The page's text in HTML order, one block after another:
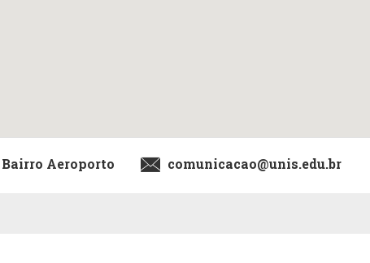
Aeroporto comunicacao@unis.edu.br